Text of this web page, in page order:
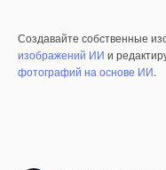
Создавайте собственные
изображений ИИ и
фотографий на основе ИИ.